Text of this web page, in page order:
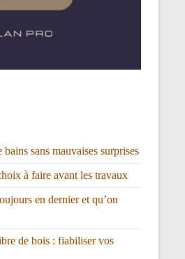
sans mauvaises surprises
à faire avant les travaux
en dernier et qu’on
de bois : fiabiliser vos